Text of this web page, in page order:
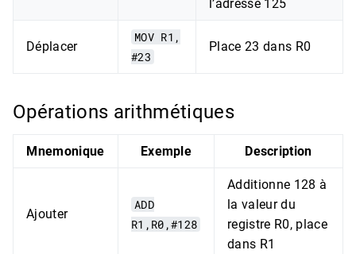
l’adresse 125
Déplacer
MOV R1,
#23
Place 23 dans R0
Opérations arithmétiques
Mnemonique Exemple Description
Ajouter
ADD
R1,R0,#128
Additionne 128 à
la valeur du
registre R0, place
dans R1